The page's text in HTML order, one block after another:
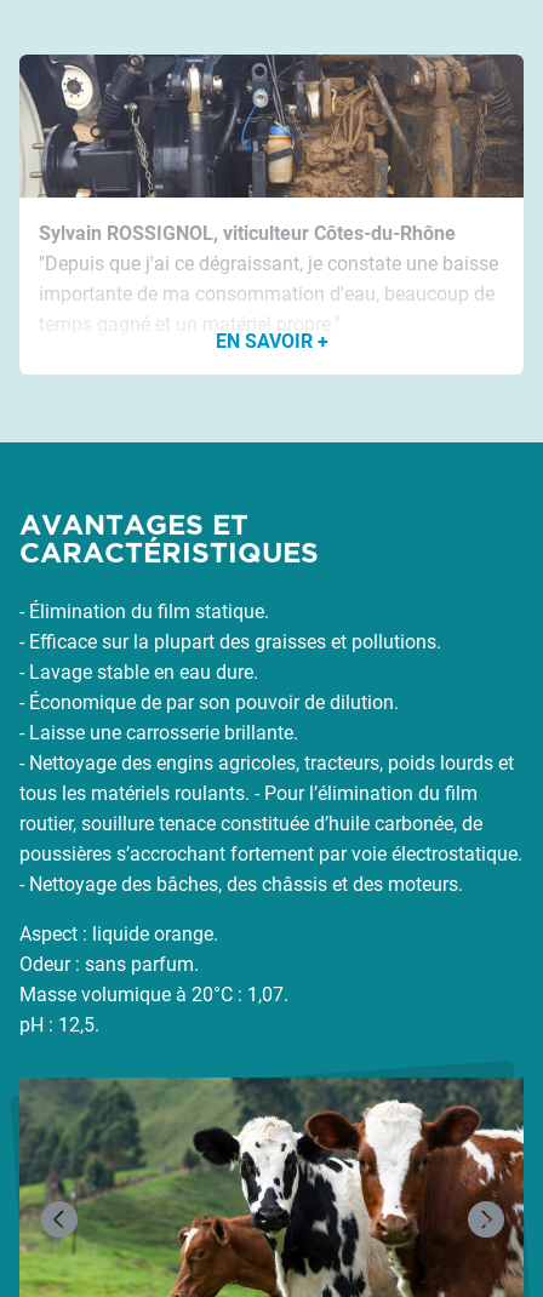
Sylvain ROSSIGNOL, viticulteur Côtes-du-Rhône
"Depuis que j'ai ce dégraissant, je constate une baisse
importante de ma consommation d'eau, beaucoup de
temps gagné et un matériel propre."
groupe Facebook de matériel et viticulture. Étant
Nous avons tous apprécié son professionnalisme et
sa pédagogie et aussi sa bonne humeur. Il nous a
répondent à tous les types de salissures qu'un
viticulteur peut rencontrer.
Nous avons pu apprécier l’efficacité du DET VEH sur
un pulvérisateur très peu entretenu par son propriétaire
(environ 15 ans de simple rinçage au nettoyeur haute
pression). Bien sûr, vu l'état de base du matériel, une
simple application n'a pas pu tout enlever et il a fallu
renouveler l'opération. Le résultat était bluffant et
nous n'attendions qu'une chose : pouvoir acheter ce
produit.
Avant le DET VEH B…
Avant d'avoir accès à ce produit, j'ai essayé divers
nettoyer mon matériel. Je passais des heures avec le
nettoyeur haute pression, des éponges et divers
produits pour essayer d'avoir un résultat acceptable.
Beaucoup de temps et d'eau gaspillés pour des
résultats assez décevants.
Depuis le DET VEH B…
EN SAVOIR +
AVANTAGES ET
CARACTÉRISTIQUES
- Élimination du film statique.
- Efficace sur la plupart des graisses et pollutions.
- Lavage stable en eau dure.
- Économique de par son pouvoir de dilution.
- Laisse une carrosserie brillante.
- Nettoyage des engins agricoles, tracteurs, poids lourds et
tous les matériels roulants. - Pour l’élimination du film
routier, souillure tenace constituée d’huile carbonée, de
poussières s’accrochant fortement par voie électrostatique.
- Nettoyage des bâches, des châssis et des moteurs.
Aspect : liquide orange.
Odeur : sans parfum.
Masse volumique à 20°C : 1,07.
pH : 12,5.